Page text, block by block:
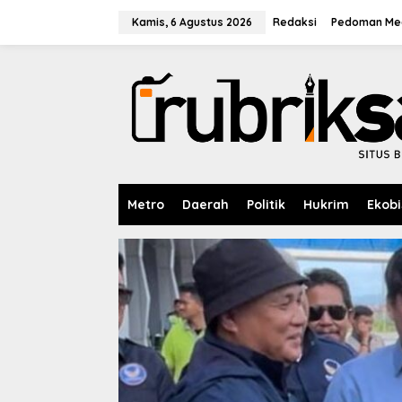
Kamis, 6 Agustus 2026 Redaksi Pedoman
Metro Daerah Politik Hukrim